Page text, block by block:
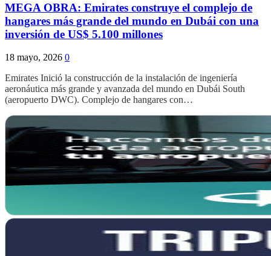
MEGA OBRA: Emirates construye el complejo de
hangares más grande del mundo en Dubái con una
inversión de US$ 5.100 millones
18 mayo, 2026 0
Emirates Inició la construcción de la instalación de ingeniería
aeronáutica más grande y avanzada del mundo en Dubái South
(aeropuerto DWC). Complejo de hangares con…